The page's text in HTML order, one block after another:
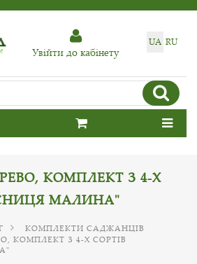
UA RU
Увiйти до кабiнету
КОМПЛЕКТ З 4-Х
МАЛИНА"
КОМПЛЕКТИ САДЖАНЦІВ
КОМПЛЕКТ З 4-Х СОРТІВ